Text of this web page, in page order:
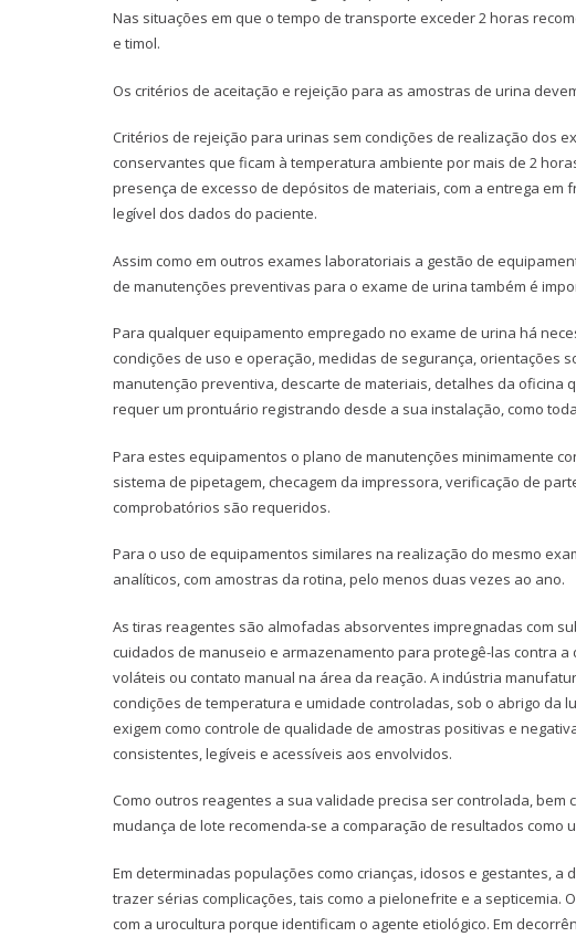
Nas situações em que o tempo de transporte exceder 2 horas
e timol.
Os critérios de aceitação e rejeição para as amostras de urina
Critérios de rejeição para urinas sem condições de realização dos
conservantes que ficam à temperatura ambiente por mais de 2
presença de excesso de depósitos de materiais, com a entrega
legível dos dados do paciente.
Assim como em outros exames laboratoriais a gestão de
de manutenções preventivas para o exame de urina também é
Para qualquer equipamento empregado no exame de urina há
condições de uso e operação, medidas de segurança, orientações
manutenção preventiva, descarte de materiais, detalhes da oficina
requer um prontuário registrando desde a sua instalação, como
Para estes equipamentos o plano de manutenções minimamente
sistema de pipetagem, checagem da impressora, verificação de
comprobatórios são requeridos.
Para o uso de equipamentos similares na realização do mesmo
analíticos, com amostras da rotina, pelo menos duas vezes ao ano.
As tiras reagentes são almofadas absorventes impregnadas com
cuidados de manuseio e armazenamento para protegê-las contra
voláteis ou contato manual na área da reação. A indústria
condições de temperatura e umidade controladas, sob o abrigo da
exigem como controle de qualidade de amostras positivas e
consistentes, legíveis e acessíveis aos envolvidos.
Como outros reagentes a sua validade precisa ser controlada,
mudança de lote recomenda-se a comparação de resultados como
Em determinadas populações como crianças, idosos e gestantes, a
trazer sérias complicações, tais como a pielonefrite e a septicemia.
com a urocultura porque identificam o agente etiológico. Em